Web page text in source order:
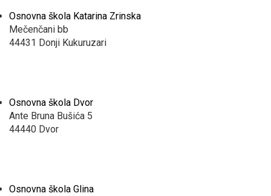
Osnovna škola Katarina Zrinska
Mečenčani bb
44431 Donji Kukuruzari
Osnovna škola Dvor
Ante Bruna Bušića 5
44440 Dvor
Osnovna škola Glina